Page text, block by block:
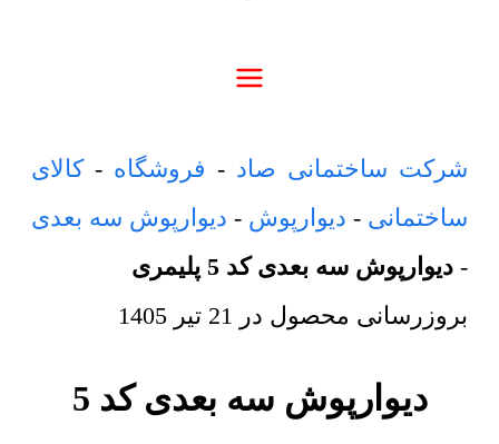
شرکت ساختمانی صاد - فروشگاه -کالای
ساختمانی - دیوارپوش - دیوارپوش سه بعدی
- دیوارپوش سه بعدی کد 5 پلیمری
بروزرسانی محصول در 21 تیر 1405
دیوارپوش سه بعدی کد 5